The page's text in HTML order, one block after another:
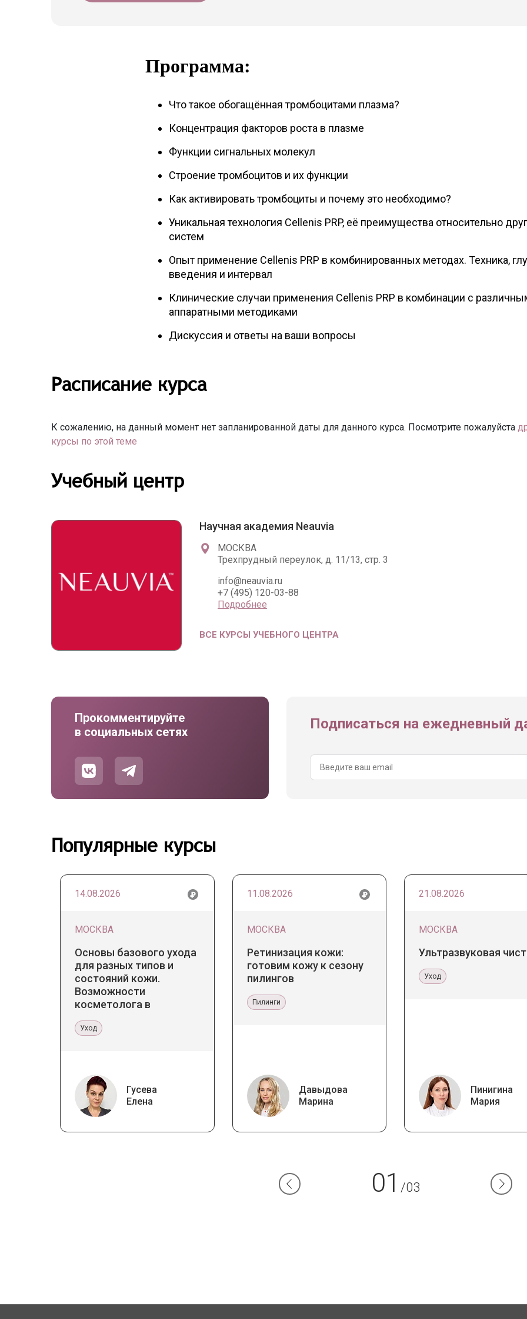
Программа:
Что такое обогащённая тромбоцитами плазма?
Концентрация факторов роста в плазме
Функции сигнальных молекул
Строение тромбоцитов и их функции
Как активировать тромбоциты и почему это необходимо?
Уникальная технология Cellenis PRP, её преимущества относительно
систем
Опыт применение Cellenis PRP в комбинированных методах. Техника,
введения и интервал
Клинические случаи применения Cellenis PRP в комбинации с
аппаратными методиками
Дискуссия и ответы на ваши вопросы
Расписание курса
К сожалению, на данный момент нет запланированной даты для данного курса. Посмотрите пожалуйста
курсы по этой теме
Учебный центр
Научная академия Neauvia
МОСКВА
Трехпрудный переулок, д. 11/13, стр. 3
info@neauvia.ru
+7 (495) 120-03-88
Подробнее
ВСЕ КУРСЫ УЧЕБНОГО ЦЕНТРА
Прокомментируйте
в социальных сетях
Подписаться на ежедневный
Популярные курсы
14.08.2026
МОСКВА
Основы базового ухода
для разных типов и
состояний кожи.
Возможности
косметолога в
Уход
Гусева
Елена
11.08.2026
МОСКВА
Ретинизация кожи:
готовим кожу к сезону
пилингов
Пилинги
Давыдова
Марина
21.08.2026
МОСКВА
Ультразвуковая
Уход
Пинигина
Мария
01 /03